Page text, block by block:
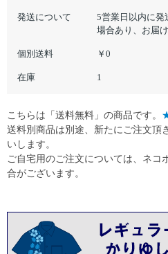
発送について
5営業日以内に発
場合あり、お届
個別送料 ￥0
在庫 1
こちらは「送料無料」の商品です。
送料別商品は別途、新たにご注文頂
いします。
ご自宅用のご注文については、ネコ
合がございます。